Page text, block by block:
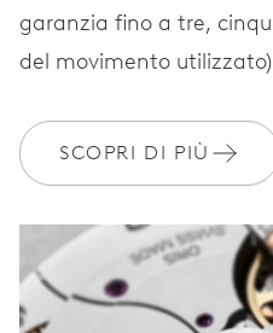
garanzia fino a tre,
del movimento
SCOPRI DI PIÙ